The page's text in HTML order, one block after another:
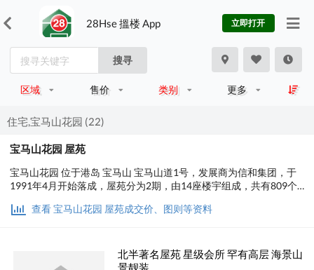
28Hse 搵楼 App 立即打开
搜寻
区域 售价 类别 更多
住宅,宝马山花园 (22)
宝马山花园 屋苑
宝马山花园 位于港岛 宝马山 宝马山道1号，发展商为信和集团，于
1991年4月开始落成，屋苑分为2期，由14座楼宇组成，共有809个
童设施、运动设施、娱乐设施、餐饮设施、美容/保健、休闲区；交
查看 宝马山花园 屋苑成交价、图则等资料
北半著名屋苑 星级会所 罕有高层 海景山
景靓装